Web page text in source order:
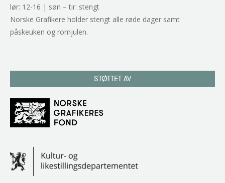
lør: 12-16 | søn – tir: stengt
Norske Grafikere holder stengt alle røde dager samt
påskeuken og romjulen.
STØTTET AV